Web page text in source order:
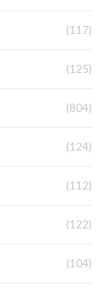
(117)
(125)
(804)
(124)
(112)
(122)
(104)